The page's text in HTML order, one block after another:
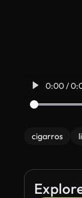
0:00 /
cigarros